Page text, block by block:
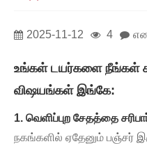
2025-11-12 4
உங்கள் டயர்களை நீங்கள்
விஷயங்கள் இங்கே:
1. வெளிப்புற சேதத்தை
நகங்களில் ஏதேனும் பஞ்சர்